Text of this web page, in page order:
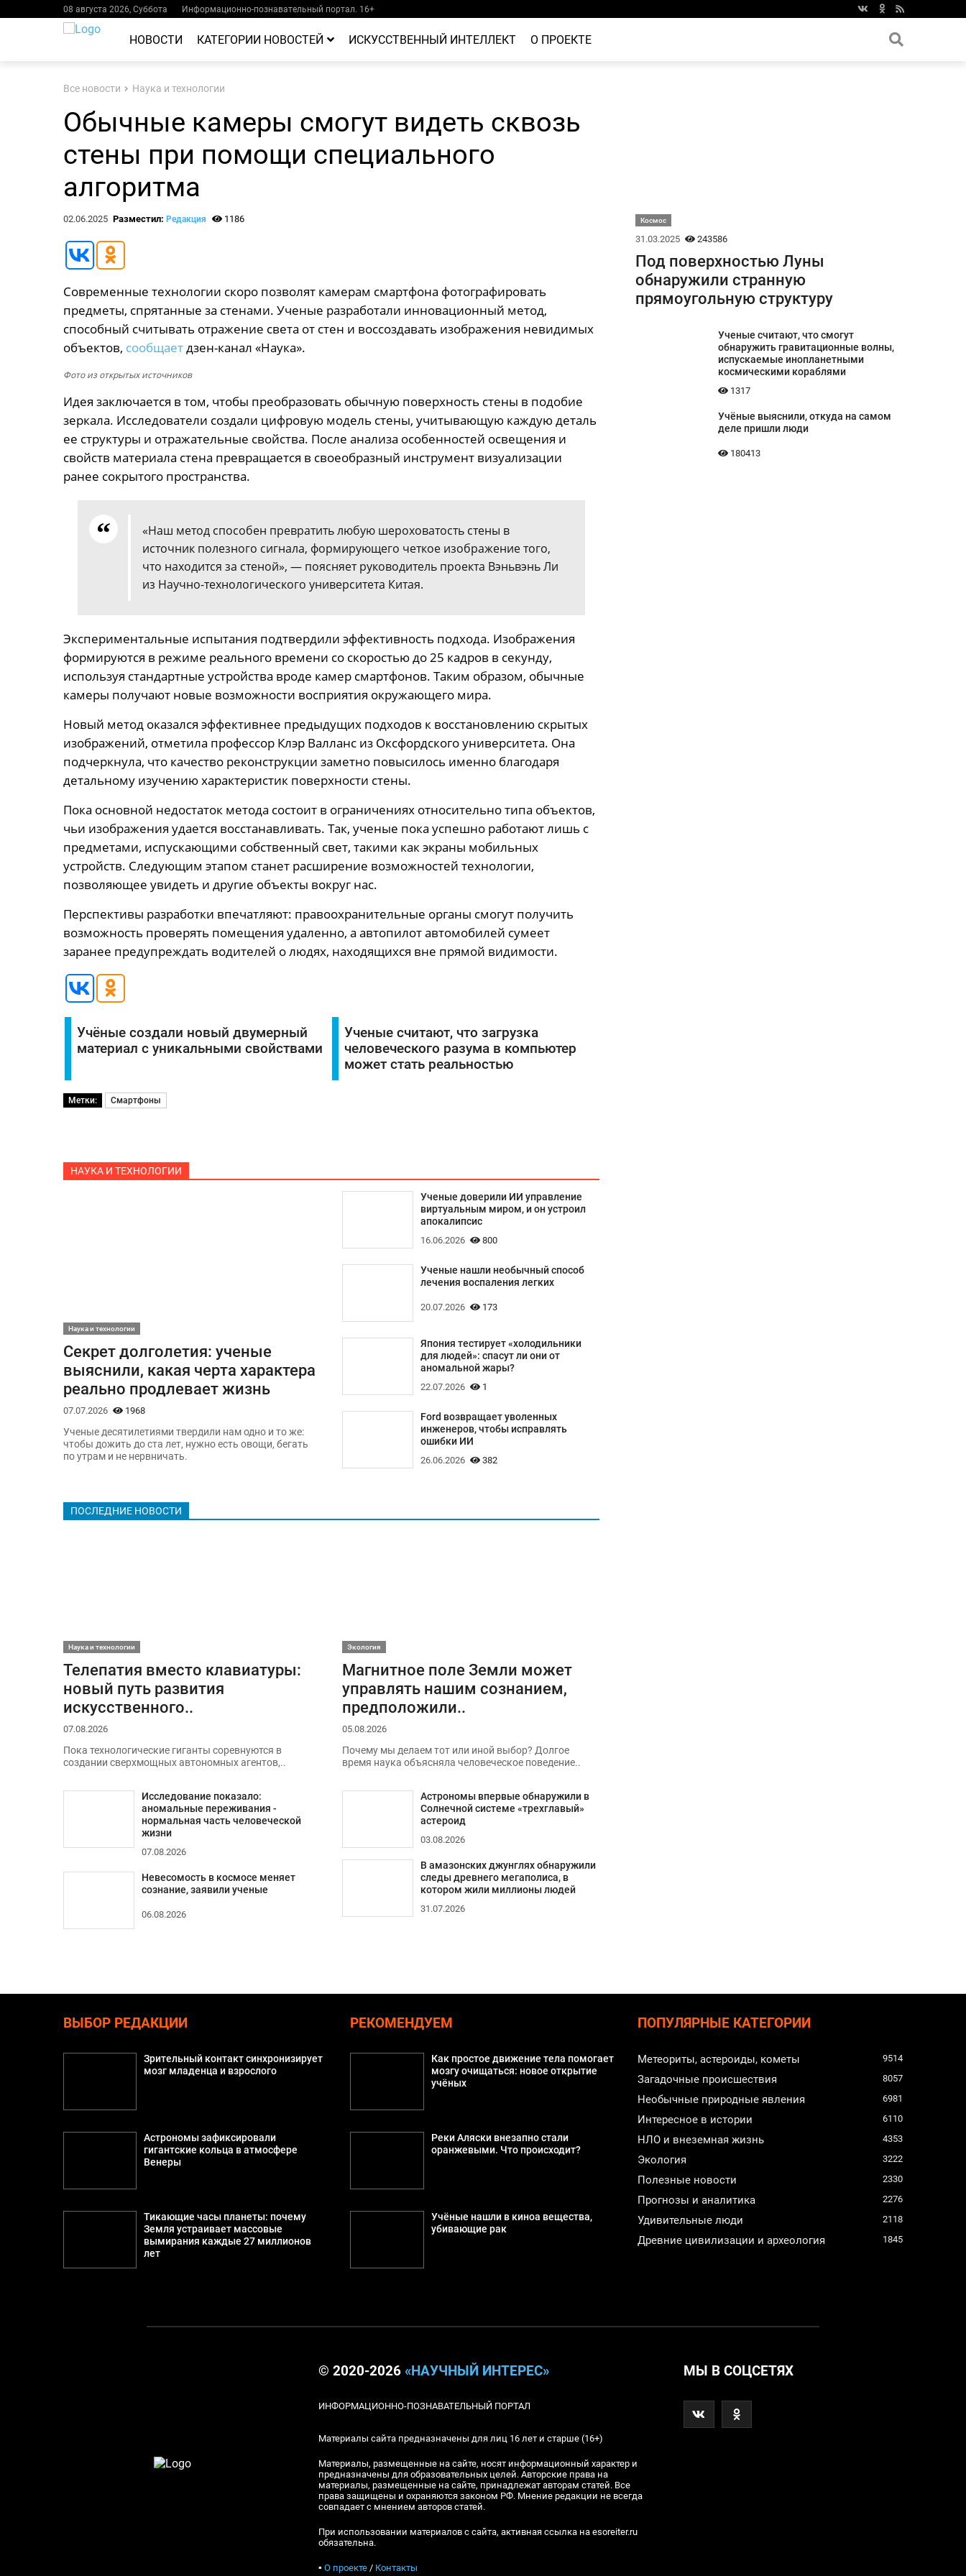
08 августа 2026, Суббота Информационно-познавательный портал. 16+
НОВОСТИ КАТЕГОРИИ НОВОСТЕЙ ИСКУССТВЕННЫЙ ИНТЕЛЛЕКТ О ПРОЕКТЕ
Все новости Наука и технологии
Обычные камеры смогут видеть сквозь
стены при помощи специального
алгоритма
02.06.2025 Разместил: Редакция 1186
Современные технологии скоро позволят камерам смартфона фотографировать
предметы, спрятанные за стенами. Ученые разработали инновационный метод,
способный считывать отражение света от стен и воссоздавать изображения невидимых
объектов, сообщаетдзен-канал «Наука».
Фото из открытых источников
Идея заключается в том, чтобы преобразовать обычную поверхность стены в подобие
зеркала. Исследователи создали цифровую модель стены, учитывающую каждую деталь
ее структуры и отражательные свойства. После анализа особенностей освещения и
свойств материала стена превращается в своеобразный инструмент визуализации
ранее сокрытого пространства.
«Наш метод способен превратить любую шероховатость стены в
источник полезного сигнала, формирующего четкое изображение того,
что находится за стеной», — поясняет руководитель проекта Вэньвэнь Ли
из Научно-технологического университета Китая.
Экспериментальные испытания подтвердили эффективность подхода. Изображения
формируются в режиме реального времени со скоростью до 25 кадров в секунду,
используя стандартные устройства вроде камер смартфонов. Таким образом, обычные
камеры получают новые возможности восприятия окружающего мира.
Новый метод оказался эффективнее предыдущих подходов к восстановлению скрытых
изображений, отметила профессор Клэр Валланс из Оксфордского университета. Она
подчеркнула, что качество реконструкции заметно повысилось именно благодаря
детальному изучению характеристик поверхности стены.
Пока основной недостаток метода состоит в ограничениях относительно типа объектов,
чьи изображения удается восстанавливать. Так, ученые пока успешно работают лишь с
предметами, испускающими собственный свет, такими как экраны мобильных
устройств. Следующим этапом станет расширение возможностей технологии,
позволяющее увидеть и другие объекты вокруг нас.
Перспективы разработки впечатляют: правоохранительные органы смогут получить
возможность проверять помещения удаленно, а автопилот автомобилей сумеет
заранее предупреждать водителей о людях, находящихся вне прямой видимости.
Учёные создали новый двумерный
материал с уникальными свойствами
Ученые считают, что загрузка
человеческого разума в компьютер
может стать реальностью
Метки: Смартфоны
НАУКА И ТЕХНОЛОГИИ
Наука и технологии
Секрет долголетия: ученые
выяснили, какая черта характера
реально продлевает жизнь
07.07.2026 1968
Ученые десятилетиями твердили нам одно и то же:
чтобы дожить до ста лет, нужно есть овощи, бегать
по утрам и не нервничать.
Ученые доверили ИИ управление
виртуальным миром, и он устроил
апокалипсис
16.06.2026 800
Ученые нашли необычный способ
лечения воспаления легких
20.07.2026 173
Япония тестирует «холодильники
для людей»: спасут ли они от
аномальной жары?
22.07.2026 1
Ford возвращает уволенных
инженеров, чтобы исправлять
ошибки ИИ
26.06.2026 382
ПОСЛЕДНИЕ НОВОСТИ
Наука и технологии
Телепатия вместо клавиатуры:
новый путь развития
искусственного..
07.08.2026
Пока технологические гиганты соревнуются в
создании сверхмощных автономных агентов,..
Исследование показало:
аномальные переживания -
нормальная часть человеческой
жизни
07.08.2026
Невесомость в космосе меняет
сознание, заявили ученые
06.08.2026
Экология
Магнитное поле Земли может
управлять нашим сознанием,
предположили..
05.08.2026
Почему мы делаем тот или иной выбор? Долгое
время наука объясняла человеческое поведение..
Астрономы впервые обнаружили в
Солнечной системе «трехглавый»
астероид
03.08.2026
В амазонских джунглях обнаружили
следы древнего мегаполиса, в
котором жили миллионы людей
31.07.2026
Космос
31.03.2025 243586
Под поверхностью Луны
обнаружили странную
прямоугольную структуру
Ученые считают, что смогут
обнаружить гравитационные волны,
испускаемые инопланетными
космическими кораблями
1317
Учёные выяснили, откуда на самом
деле пришли люди
180413
ВЫБОР РЕДАКЦИИ
Зрительный контакт синхронизирует
мозг младенца и взрослого
Астрономы зафиксировали
гигантские кольца в атмосфере
Венеры
Тикающие часы планеты: почему
Земля устраивает массовые
вымирания каждые 27 миллионов
лет
РЕКОМЕНДУЕМ
Как простое движение тела помогает
мозгу очищаться: новое открытие
учёных
Реки Аляски внезапно стали
оранжевыми. Что происходит?
Учёные нашли в киноа вещества,
убивающие рак
ПОПУЛЯРНЫЕ КАТЕГОРИИ
Метеориты, астероиды, кометы 9514
Загадочные происшествия 8057
Необычные природные явления 6981
Интересное в истории 6110
НЛО и внеземная жизнь 4353
Экология 3222
Полезные новости 2330
Прогнозы и аналитика 2276
Удивительные люди 2118
Древние цивилизации и археология 1845
© 2020-2026 «НАУЧНЫЙ ИНТЕРЕС»
ИНФОРМАЦИОННО-ПОЗНАВАТЕЛЬНЫЙ ПОРТАЛ
Материалы сайта предназначены для лиц 16 лет и старше (16+)
Материалы, размещенные на сайте, носят информационный характер и
предназначены для образовательных целей. Авторские права на
материалы, размещенные на сайте, принадлежат авторам статей. Все
права защищены и охраняются законом РФ. Мнение редакции не всегда
совпадает с мнением авторов статей.
При использовании материалов с сайта, активная ссылка на esoreiter.ru
обязательна.
▪ О проекте/ Контакты
МЫ В СОЦСЕТЯХ